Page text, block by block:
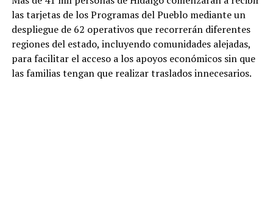
las tarjetas de los Programas del Pueblo mediante un
despliegue de 62 operativos que recorrerán diferentes
regiones del estado, incluyendo comunidades alejadas,
para facilitar el acceso a los apoyos económicos sin que
las familias tengan que realizar traslados innecesarios.